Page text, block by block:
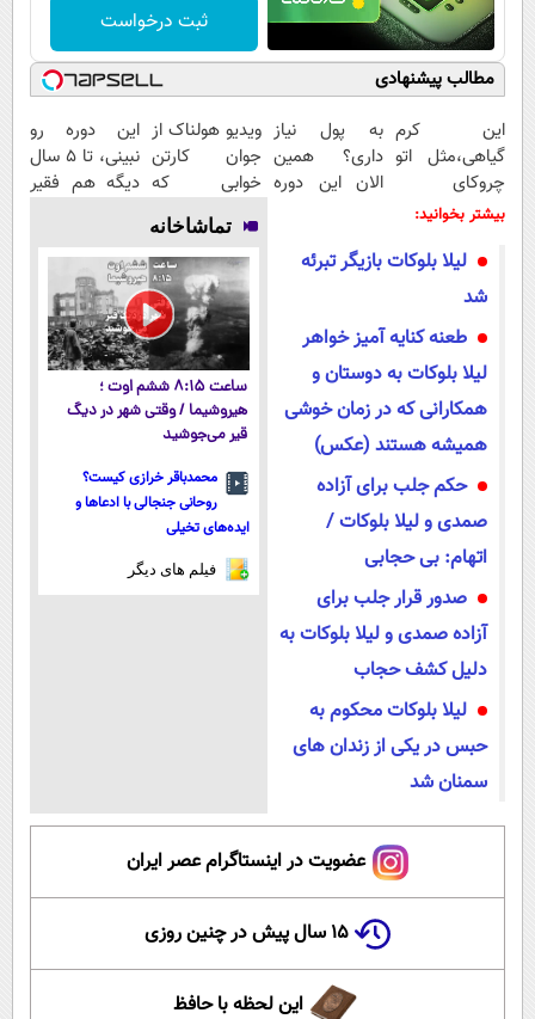
ثبت درخواست
مطالب پیشنهادی
این کرم
گیاهی،مثل اتو
چروکای
پوستتوصاف
به پول نیاز
داری؟ همین
الان این دوره
نشده!
ویدیو هولناک از
جوان کارتن
خوابی که
میلیاردر شد.
آموزش رایگان
این دوره رو
نبینی، تا 5 سال
دیگه هم فقیر
کن
بیشتر بخوانید:
لیلا بلوکات بازیگر تبرئه
شد
طعنه کنایه آمیز خواهر
لیلا بلوکات به دوستان و
همکارانی که در زمان خوشی
همیشه هستند (عکس)
حکم جلب برای آزاده
صمدی و لیلا بلوکات /
اتهام: بی حجابی
صدور قرار جلب برای
آزاده صمدی و لیلا بلوکات به
دلیل کشف حجاب
لیلا بلوکات محکوم به
حبس در یکی از زندان‌ های
سمنان شد
تماشاخانه
ساعت ۸:۱۵ ششم اوت ؛
هیروشیما / وقتی شهر در دیگ
قیر می‌جوشید
محمدباقر خرازی کیست؟
روحانی جنجالی با ادعاها و
ایده‌های تخیلی
فیلم های دیگر
عضویت در اینستاگرام عصر ایران
۱۵ سال پیش در چنین روزی
این لحظه با حافظ